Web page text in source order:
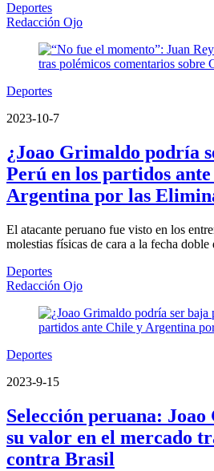
Deportes
Redacción Ojo
Deportes
2023-10-7
¿Joao Grimaldo podría
Perú en los partidos
Argentina por las
El atacante peruano fue visto en los
molestias físicas de cara a la fecha
Deportes
Redacción Ojo
Deportes
2023-9-15
Selección peruana:
su valor en el mercado
contra Brasil